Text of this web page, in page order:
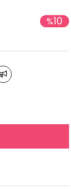
%10